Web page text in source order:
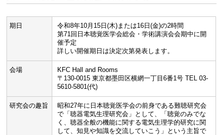
期日
令和8年10月15日(木)または16日(金)の2時間
第71回日本聴覚医学会総会・学術講演会会期中に開
催予定
詳しい開催期日は決定次第発表します。
会場
KFC Hall and Rooms
〒130-0015 東京都墨田区横網一丁目6番1号 TEL 03-
5610-5801(代)
研究会の趣旨
昭和27年に日本聴覚医学会の前身である難聴研究会
で「聴器電気生理研究会」として、「聴覚のみでな
く、聴器全般の機能に関する電気生理学的研究に関
して、知見や知識を交流していこう」という主旨で